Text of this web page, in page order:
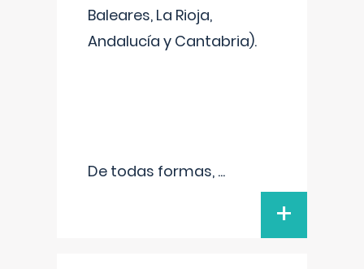
Baleares, La Rioja,
Andalucía y Cantabria).
De todas formas, ...
+